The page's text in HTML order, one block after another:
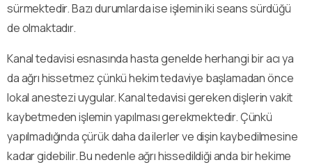
sürmektedir. Bazı durumlarda ise işlemin iki seans sürdüğü
de olmaktadır.
Kanal tedavisi esnasında hasta genelde herhangi bir acı ya
da ağrı hissetmez çünkü hekim tedaviye başlamadan önce
lokal anestezi uygular. Kanal tedavisi gereken dişlerin vakit
kaybetmeden işlemin yapılması gerekmektedir. Çünkü
yapılmadığında çürük daha da ilerler ve dişin kaybedilmesine
kadar gidebilir. Bu nedenle ağrı hissedildiği anda bir hekime